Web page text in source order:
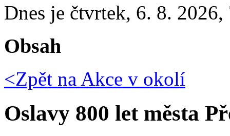
Dnes je čtvrtek, 6. 8. 2026,
Obsah
<Zpět na Akce v okolí
Oslavy 800 let města